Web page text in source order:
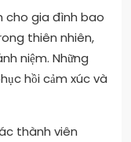
cho gia đình bao
thiên nhiên,
niệm. Những
hồi cảm xúc và
thành viên